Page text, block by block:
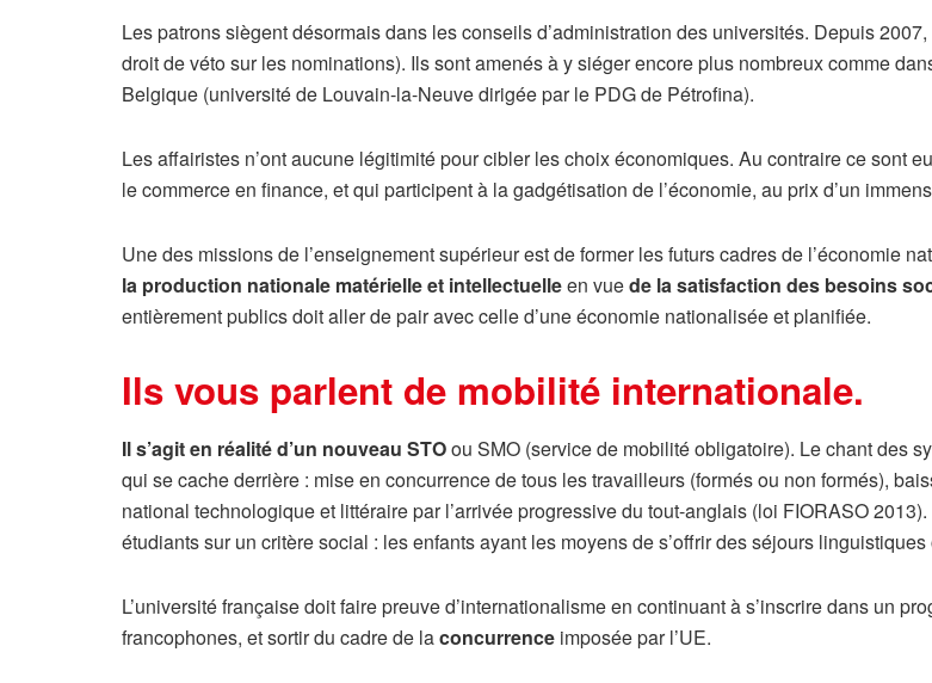
Les patrons siègent désormais dans les conseils d’administration des universités. Depuis
droit de véto sur les nominations). Ils sont amenés à y siéger encore plus nombreux comme
Belgique (université de Louvain-la-Neuve dirigée par le PDG de Pétrofina).
Les affairistes n’ont aucune légitimité pour cibler les choix économiques. Au contraire ce sont
le commerce en finance, et qui participent à la gadgétisation de l’économie, au prix d’un
Une des missions de l’enseignement supérieur est de former les futurs cadres de l’économie
la production nationale matérielle et intellectuelleen vuede la satisfaction des besoins
entièrement publics doit aller de pair avec celle d’une économie nationalisée et planifiée.
Ils vous parlent de mobilité internationale.
Il s’agit en réalité d’un nouveau STOou SMO (service de mobilité obligatoire). Le chant des
qui se cache derrière : mise en concurrence de tous les travailleurs (formés ou non formés),
national technologique et littéraire par l’arrivée progressive du tout-anglais (loi FIORASO
étudiants sur un critère social : les enfants ayant les moyens de s’offrir des séjours
L’université française doit faire preuve d’internationalisme en continuant à s’inscrire dans un
francophones, et sortir du cadre de laconcurrence imposée par l’UE.